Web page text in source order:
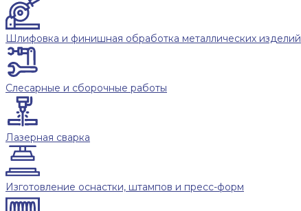
Шлифовка и финишная обработка металлических изделий
Слесарные и сборочные работы
Лазерная сварка
Изготовление оснастки, штампов и пресс-форм